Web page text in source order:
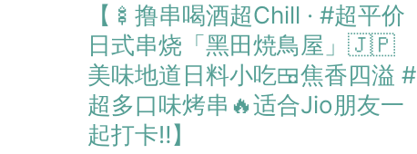
【🍢撸串喝酒超Chill · #超平价
日式串烧「黑田焼鳥屋」🇯🇵
美味地道日料小吃🍱焦香四溢 #
超多口味烤串🔥适合Jio朋友一
起打卡‼️】